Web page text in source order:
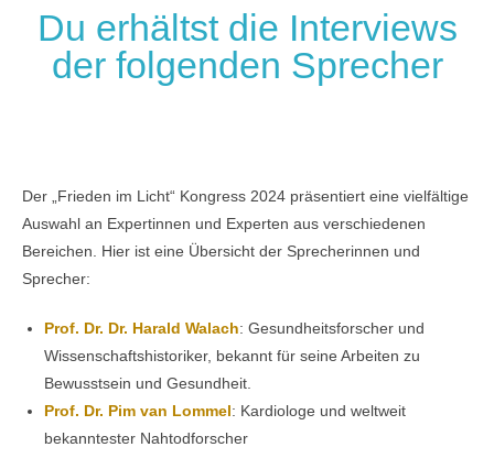
Du erhältst die Interviews
der folgenden Sprecher
Der „Frieden im Licht“ Kongress 2024 präsentiert eine vielfältige
Auswahl an Expertinnen und Experten aus verschiedenen
Bereichen. Hier ist eine Übersicht der Sprecherinnen und
Sprecher:
Prof. Dr. Dr. Harald Walach: Gesundheitsforscher und
Wissenschaftshistoriker, bekannt für seine Arbeiten zu
Bewusstsein und Gesundheit.
Prof. Dr. Pim van Lommel: Kardiologe und weltweit
bekanntester Nahtodforscher